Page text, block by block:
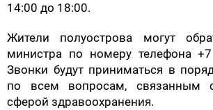
14:00 до 18:00.
Жители полуострова могут
министра по номеру телефона
Звонки будут приниматься в
по всем вопросам, связанным
сферой здравоохранения.